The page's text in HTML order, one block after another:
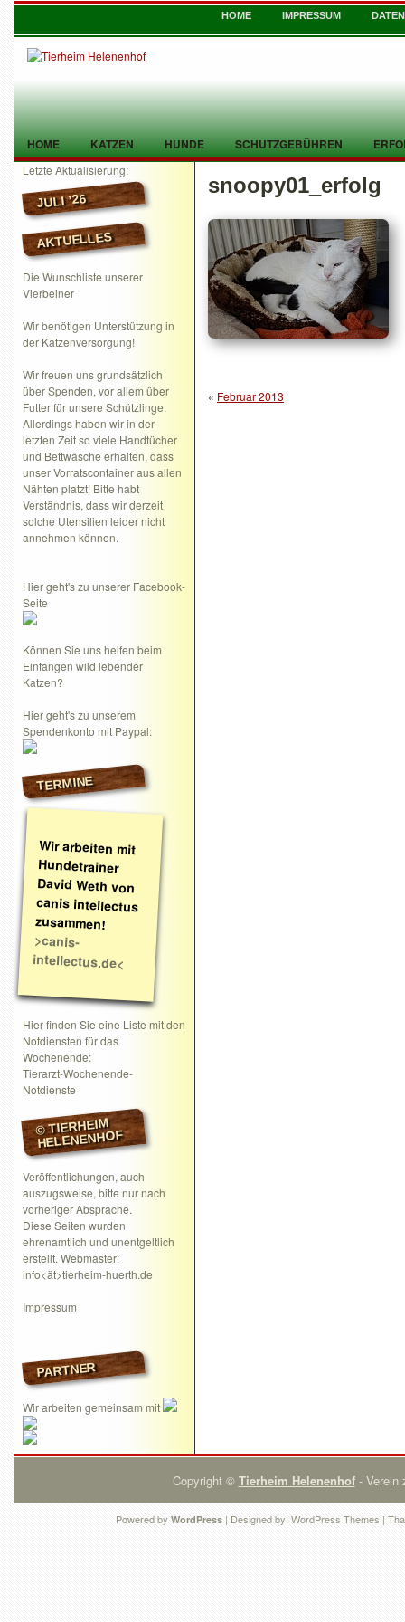
HOME IMPRESSUM
HOME KATZEN HUNDE SCHUTZGEBÜHREN
TIER GEFUNDEN KONTAKT
Letzte Aktualisierung:
JULI ’26
AKTUELLES
Die Wunschliste unserer
Vierbeiner
Wir benötigen Unterstützung in
der Katzenversorgung!
Wir freuen uns grundsätzlich
über Spenden, vor allem über
Futter für unsere Schützlinge.
Allerdings haben wir in der
letzten Zeit so viele Handtücher
und Bettwäsche erhalten, dass
unser Vorratscontainer aus allen
Nähten platzt! Bitte habt
Verständnis, dass wir derzeit
solche Utensilien leider nicht
annehmen können.
Hier geht's zu unserer Facebook-
Seite
Können Sie uns helfen beim
Einfangen wild lebender
Katzen?
Hier geht's zu unserem
Spendenkonto mit Paypal:
TERMINE
Wir arbeiten mit
Hundetrainer
David Weth von
canis intellectus
zusammen!
>canis-
intellectus.de<
Hier finden Sie eine Liste mit den
Notdiensten für das
Wochenende:
Tierarzt-Wochenende-
Notdienste
© TIERHEIM
HELENENHOF
Veröffentlichungen, auch
auszugsweise, bitte nur nach
vorheriger Absprache.
Diese Seiten wurden
ehrenamtlich und unentgeltlich
erstellt. Webmaster:
info<ät>tierheim-huerth.de
Impressum
PARTNER
Wir arbeiten gemeinsam mit
snoopy01_erfolg
« Februar 2013
Copyright © Tierheim Helenenhof- Verein
Powered by WordPress | Designed by: WordPress Themes |